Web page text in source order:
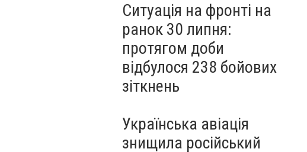
Ситуація на фронті на
ранок 30 липня:
протягом доби
відбулося 238 бойових
зіткнень
Українська авіація
знищила російський